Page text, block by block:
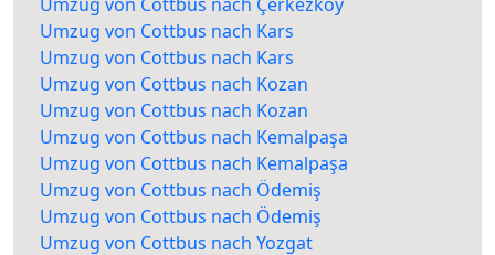
Umzug von Cottbus nach Kars
Umzug von Cottbus nach Kars
Umzug von Cottbus nach Kozan
Umzug von Cottbus nach Kozan
Umzug von Cottbus nach Kemalpaşa
Umzug von Cottbus nach Kemalpaşa
Umzug von Cottbus nach Ödemiş
Umzug von Cottbus nach Ödemiş
Umzug von Cottbus nach Yozgat